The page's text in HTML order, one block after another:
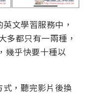
文學習服務中，
多都只有一兩種，
幾乎快要十種以
，聽完影片後換